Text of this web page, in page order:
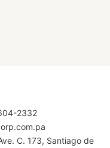
2332
C. 173, Santiago de